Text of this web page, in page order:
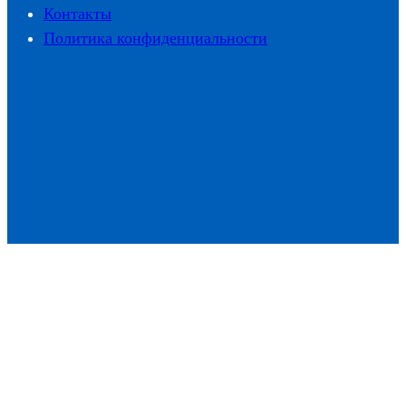
Контакты
Политика конфиденциальности